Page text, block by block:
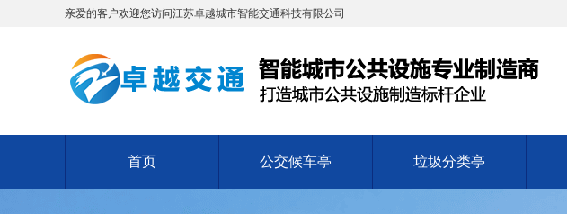
亲爱的客户欢迎您访问江苏卓越城市智能交通科技有限公司
首页 公交候车亭 垃圾分类亭